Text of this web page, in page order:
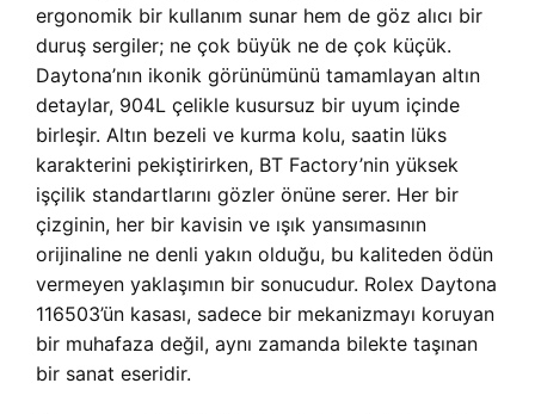
ergonomik bir kullanım sunar hem de göz alıcı bir
duruş sergiler; ne çok büyük ne de çok küçük.
Daytona’nın ikonik görünümünü tamamlayan altın
detaylar, 904L çelikle kusursuz bir uyum içinde
birleşir. Altın bezeli ve kurma kolu, saatin lüks
karakterini pekiştirirken, BT Factory’nin yüksek
işçilik standartlarını gözler önüne serer. Her bir
çizginin, her bir kavisin ve ışık yansımasının
orijinaline ne denli yakın olduğu, bu kaliteden ödün
vermeyen yaklaşımın bir sonucudur. Rolex Daytona
116503’ün kasası, sadece bir mekanizmayı koruyan
bir muhafaza değil, aynı zamanda bilekte taşınan
bir sanat eseridir.